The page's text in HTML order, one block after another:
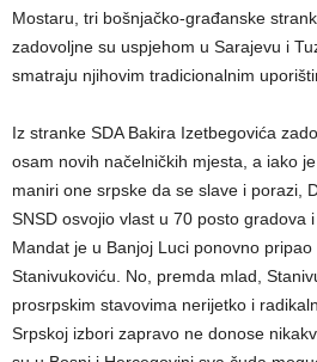
Mostaru, tri bošnjačko-građanske
zadovoljne su uspjehom u Sarajevu i
smatraju njihovim tradicionalnim
Iz stranke SDA Bakira Izetbegovića
osam novih načelničkih mjesta, a iako
maniri one srpske da se slave i porazi,
SNSD osvojio vlast u 70 posto gradova
Mandat je u Banjoj Luci ponovno
Stanivukoviću. No, premda mlad,
prosrpskim stavovima nerijetko i
Srpskoj izbori zapravo ne donose